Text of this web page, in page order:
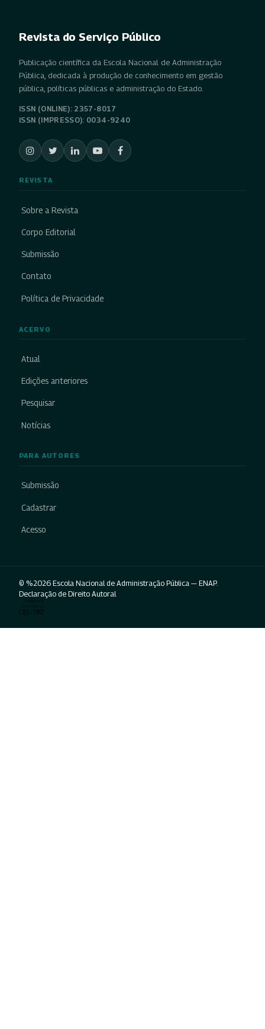
Revista do Serviço Público
Publicação científica da Escola Nacional de Administração
Pública, dedicada à produção de conhecimento em gestão
pública, políticas públicas e administração do Estado.
ISSN (ONLINE): 2357-8017
ISSN (IMPRESSO): 0034-9240
REVISTA
Sobre a Revista
Corpo Editorial
Submissão
Contato
Política de Privacidade
ACERVO
Atual
Edições anteriores
Pesquisar
Notícias
PARA AUTORES
Submissão
Cadastrar
Acesso
© %2026 Escola Nacional de Administração Pública — ENAP.
Declaração de Direito Autoral